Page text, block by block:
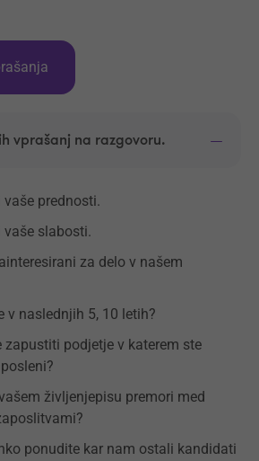
vprašanj na razgovoru.
vaše prednosti.
vaše slabosti.
za delo v našem
v naslednjih 5, 10 letih?
zapustiti podjetje v katerem ste
življenjepisu premori med
ponudite kar nam ostali kandidati